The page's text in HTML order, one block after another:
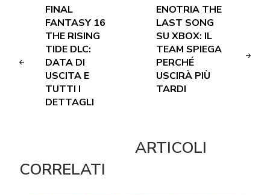
FINAL
FANTASY 16
THE RISING
TIDE DLC:
DATA DI
USCITA E
TUTTI I
DETTAGLI
ENOTRIA THE
LAST SONG
SU XBOX: IL
TEAM SPIEGA
PERCHÉ
USCIRÀ PIÙ
TARDI
ARTICOLI
CORRELATI